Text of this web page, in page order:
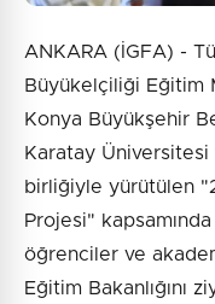
ANKARA (İGFA) -
Büyükelçiliği Eğitim
Konya Büyükşehir
Karatay
birliğiyle yürütülen
Projesi"
öğrenciler ve
Eğitim Bakanlığını